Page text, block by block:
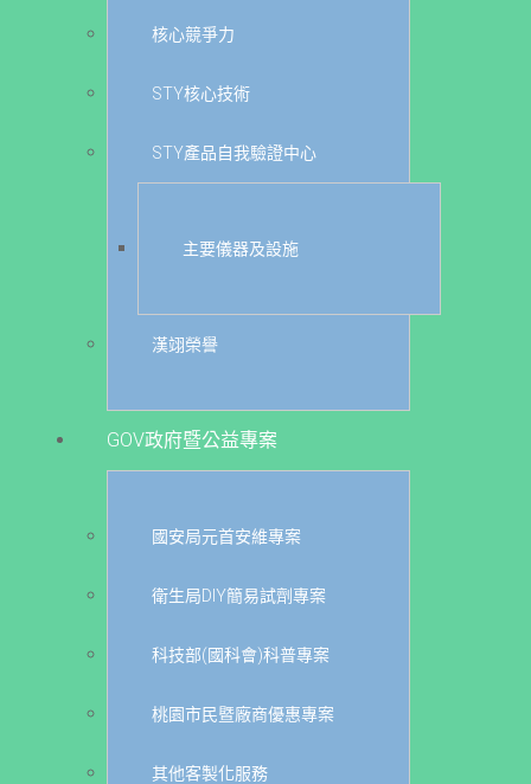
核心競爭力
STY核心技術
STY產品自我驗證中心
主要儀器及設施
漢翊榮譽
GOV政府暨公益專案
國安局元首安維專案
衛生局DIY簡易試劑專案
科技部(國科會)科普專案
桃園市民暨廠商優惠專案
其他客製化服務